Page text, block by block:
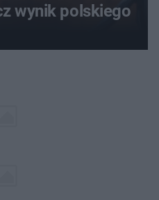
wynik polskiego